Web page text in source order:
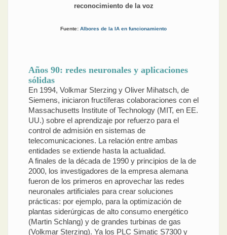
reconocimiento de la voz
Fuente: Albores de la IA en funcionamiento
Años 90: redes neuronales y aplicaciones
sólidas
En 1994, Volkmar Sterzing y Oliver Mihatsch, de
Siemens, iniciaron fructíferas colaboraciones con el
Massachusetts Institute of Technology (MIT, en EE.
UU.) sobre el aprendizaje por refuerzo para el
control de admisión en sistemas de
telecomunicaciones. La relación entre ambas
entidades se extiende hasta la actualidad.
A finales de la década de 1990 y principios de la de
2000, los investigadores de la empresa alemana
fueron de los primeros en aprovechar las redes
neuronales artificiales para crear soluciones
prácticas: por ejemplo, para la optimización de
plantas siderúrgicas de alto consumo energético
(Martin Schlang) y de grandes turbinas de gas
(Volkmar Sterzing). Ya los PLC Simatic S7300 y